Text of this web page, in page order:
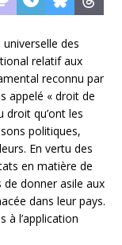
des
relatif aux
reconnu par
appelé « droit de
droit qu’ont les
politiques,
En vertu des
en matière de
donner asile aux
dans leur pays.
à l’application